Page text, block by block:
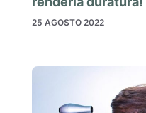
25 AGOSTO 2022